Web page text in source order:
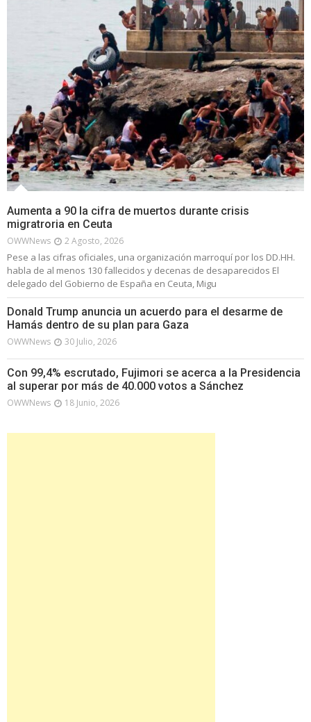
Aumenta a 90 la cifra de muertos durante crisis
migratroria en Ceuta
OWWNews 2 Agosto, 2026
Pese a las cifras oficiales, una organización marroquí por los DD.HH.
habla de al menos 130 fallecidos y decenas de desaparecidos El
delegado del Gobierno de España en Ceuta, Migu
Donald Trump anuncia un acuerdo para el desarme de
Hamás dentro de su plan para Gaza
OWWNews 30 Julio, 2026
Con 99,4% escrutado, Fujimori se acerca a la Presidencia
al superar por más de 40.000 votos a Sánchez
OWWNews 18 Junio, 2026